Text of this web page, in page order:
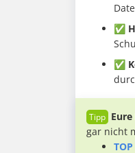
✅
✅
gar nicht